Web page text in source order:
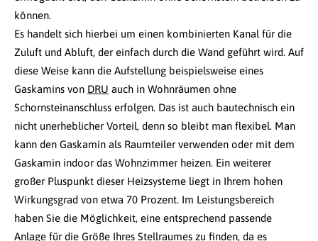
können.
Es handelt sich hierbei um einen kombinierten Kanal für die
Zuluft und Abluft, der einfach durch die Wand geführt wird. Auf
diese Weise kann die Aufstellung beispielsweise eines
Gaskamins von DRU auch in Wohnräumen ohne
Schornsteinanschluss erfolgen. Das ist auch bautechnisch ein
nicht unerheblicher Vorteil, denn so bleibt man flexibel. Man
kann den Gaskamin als Raumteiler verwenden oder mit dem
Gaskamin indoor das Wohnzimmer heizen. Ein weiterer
großer Pluspunkt dieser Heizsysteme liegt in Ihrem hohen
Wirkungsgrad von etwa 70 Prozent. Im Leistungsbereich
haben Sie die Möglichkeit, eine entsprechend passende
Anlage für die Größe Ihres Stellraumes zu finden, da es